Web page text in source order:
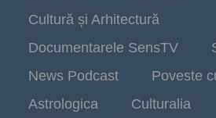
Cultură și Arhitectură
Documentarele SensTV
News Podcast
Poveste
Astrologica
Culturalia